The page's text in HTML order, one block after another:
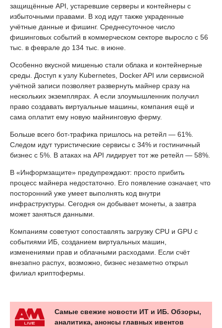
защищённые API, устаревшие серверы и контейнеры с
избыточными правами. В ход идут также украденные
учётные данные и фишинг. Среднесуточное число
фишинговых событий в коммерческом секторе выросло с 56
тыс. в феврале до 134 тыс. в июне.
Особенно вкусной мишенью стали облака и контейнерные
среды. Доступ к узлу Kubernetes, Docker API или сервисной
учётной записи позволяет развернуть майнер сразу на
нескольких экземплярах. А если злоумышленник получил
право создавать виртуальные машины, компания ещё и
сама оплатит ему новую майнинговую ферму.
Больше всего бот-трафика пришлось на ретейл — 61%.
Следом идут туристические сервисы с 34% и гостиничный
бизнес с 5%. В атаках на API лидирует тот же ретейл — 58%.
В «Информзащите» предупреждают: просто прибить
процесс майнера недостаточно. Его появление означает, что
посторонний уже умеет выполнять код внутри
инфраструктуры. Сегодня он добывает монеты, а завтра
может заняться данными.
Компаниям советуют сопоставлять загрузку CPU и GPU с
событиями ИБ, созданием виртуальных машин,
изменениями прав и облачными расходами. Если счёт
внезапно распух, возможно, бизнес незаметно открыл
филиал криптофермы.
Самые свежие новости ИТ и ИБ. Обзоры,
аналитика, анонсы главных ивентов